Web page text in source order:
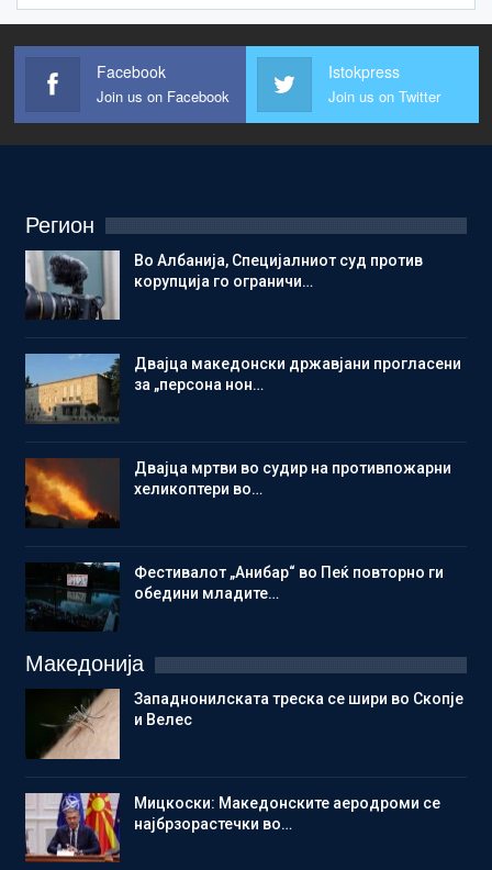
Facebook
Join us on Facebook
Istokpress
Join us on Twitter
Регион
Во Албанија, Специјалниот суд против
корупција го ограничи…
Двајца македонски државјани прогласени
за „персона нон…
Двајца мртви во судир на противпожарни
хеликоптери во…
Фестивалот „Анибар“ во Пеќ повторно ги
обедини младите…
Македонија
Западнонилската треска се шири во Скопје
и Велес
Мицкоски: Македонските аеродроми се
најбрзорастечки во…